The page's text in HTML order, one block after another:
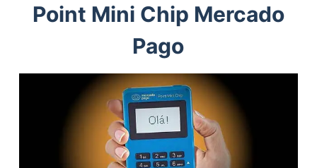
Point Mini Chip Mercado
Pago